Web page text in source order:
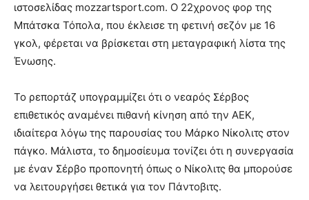
ιστοσελίδας mozzartsport.com. Ο 22χρονος φορ της
Μπάτσκα Τόπολα, που έκλεισε τη φετινή σεζόν με 16
γκολ, φέρεται να βρίσκεται στη μεταγραφική λίστα της
Ένωσης.
Το ρεπορτάζ υπογραμμίζει ότι ο νεαρός Σέρβος
επιθετικός αναμένει πιθανή κίνηση από την ΑΕΚ,
ιδιαίτερα λόγω της παρουσίας του Μάρκο Νίκολιτς στον
πάγκο. Μάλιστα, το δημοσίευμα τονίζει ότι η συνεργασία
με έναν Σέρβο προπονητή όπως ο Νίκολιτς θα μπορούσε
να λειτουργήσει θετικά για τον Πάντοβιτς.